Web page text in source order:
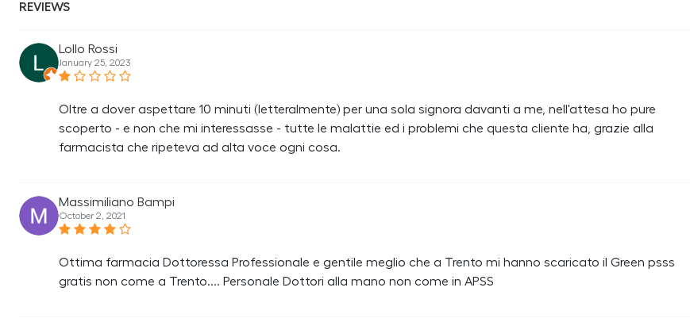
REVIEWS
Lollo Rossi
January 25, 2023
Oltre a dover aspettare 10 minuti (letteralmente) per una sola signora davanti a me, nell'attesa ho pure
scoperto - e non che mi interessasse - tutte le malattie ed i problemi che questa cliente ha, grazie alla
farmacista che ripeteva ad alta voce ogni cosa.
Massimiliano Bampi
October 2, 2021
Ottima farmacia Dottoressa Professionale e gentile meglio che a Trento mi hanno scaricato il Green psss
gratis non come a Trento.... Personale Dottori alla mano non come in APSS